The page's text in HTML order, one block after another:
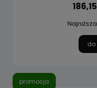
promocja